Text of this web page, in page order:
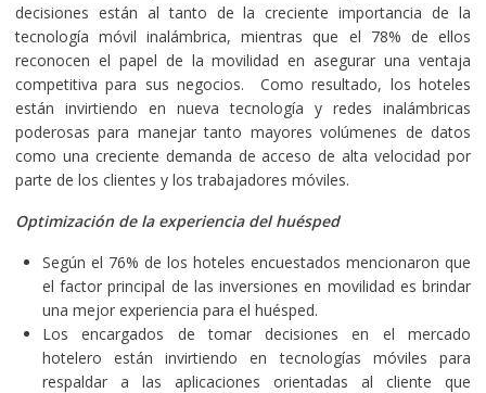
decisiones están al tanto de la creciente importancia de la
tecnología móvil inalámbrica, mientras que el 78% de ellos
reconocen el papel de la movilidad en asegurar una ventaja
competitiva para sus negocios. Como resultado, los hoteles
están invirtiendo en nueva tecnología y redes inalámbricas
poderosas para manejar tanto mayores volúmenes de datos
como una creciente demanda de acceso de alta velocidad por
parte de los clientes y los trabajadores móviles.
Optimización de la experiencia del huésped
Según el 76% de los hoteles encuestados mencionaron que
el factor principal de las inversiones en movilidad es brindar
una mejor experiencia para el huésped.
Los encargados de tomar decisiones en el mercado
hotelero están invirtiendo en tecnologías móviles para
respaldar a las aplicaciones orientadas al cliente que